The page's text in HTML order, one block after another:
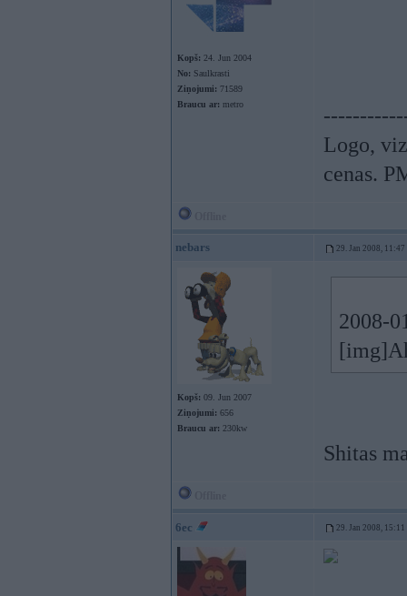
Kopš: 24. Jun 2004
No: Saulkrasti
Ziņojumi: 71589
Braucu ar: metro
Logo,
cenas.
nebars 29. Jan 2008, 11:47
Kopš: 09. Jun 2007
Ziņojumi: 656
Braucu ar: 230kw
2008-
Shitas
6ec 29. Jan 2008, 15:11